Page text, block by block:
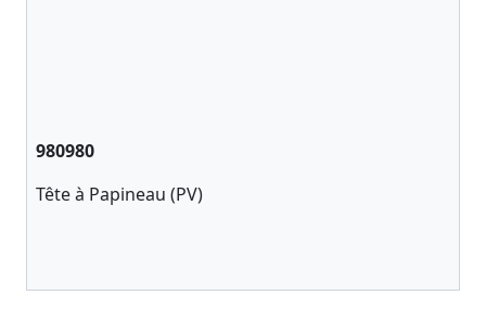
980980
Tête à Papineau (PV)